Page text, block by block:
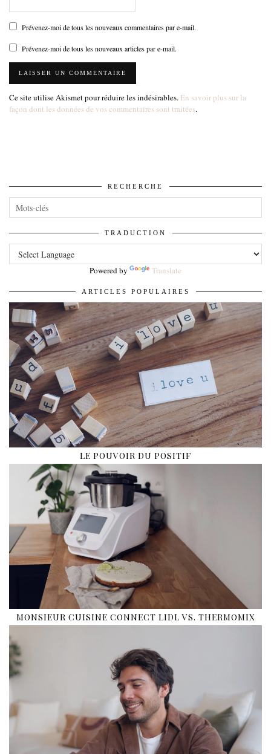
Prévenez-moi de tous les nouveaux commentaires par e-mail.
Prévenez-moi de tous les nouveaux articles par e-mail.
Ce site utilise Akismet pour réduire les indésirables. En savoir plus sur la
façon dont les données de vos commentaires sont traitées.
RECHERCHE
TRADUCTION
Powered by Translate
ARTICLES POPULAIRES
LE POUVOIR DU POSITIF
MONSIEUR CUISINE CONNECT LIDL VS. THERMOMIX